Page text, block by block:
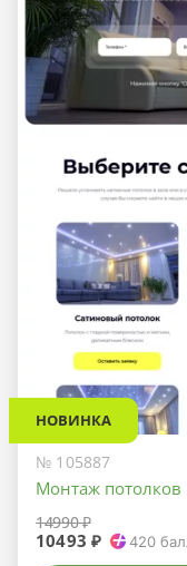
НОВИНКА
№ 105887
Монтаж потолков
14990 ₽
10493 ₽ 420